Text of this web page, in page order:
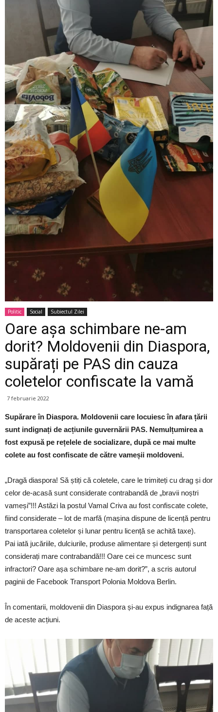
Politic Social Subiectul Zilei
Oare așa schimbare ne-am
dorit? Moldovenii din Diaspora,
supărați pe PAS din cauza
coletelor confiscate la vamă
7 februarie 2022
Supărare în Diaspora. Moldovenii care locuiesc în afara țării
sunt indignați de acțiunile guvernării PAS. Nemulțumirea a
fost expusă pe rețelele de socializare, după ce mai multe
colete au fost confiscate de către vameșii moldoveni.
„Dragă diaspora! Să știți că coletele, care le trimiteți cu drag și dor
celor de-acasă sunt considerate contrabandă de „bravii noștri
vameși”!!! Astăzi la postul Vamal Criva au fost confiscate colete,
fiind considerate – lot de marfă (mașina dispune de licență pentru
transportarea coletelor și lunar pentru licență se achită taxe).
Pai iată jucăriile, dulciurile, produse alimentare și detergenți sunt
considerați mare contrabandă!!! Oare cei ce muncesc sunt
infractori? Oare așa schimbare ne-am dorit?”, a scris autorul
paginii de Facebook Transport Polonia Moldova Berlin.
În comentarii, moldovenii din Diaspora și-au expus indignarea față
de aceste acțiuni.